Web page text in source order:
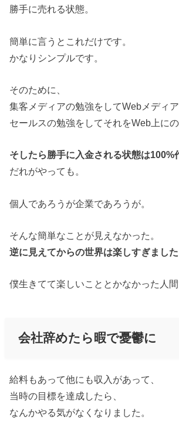
勝手に売れる状態。
簡単に言うとこれだけです。
かなりシンプルです。
そのために、
集客メディアの勉強をしてWebメディア
セールスの勉強をしてそれをWeb上にの
そしたら勝手に入金される状態は100%
だれがやっても。
個人であろうが企業であろうが。
そんな簡単なことが見えなかった。
逆に見えてからの世界は楽しすぎました
僕生きてて楽しいこととかなかった人間
会社辞めたら暇で憂鬱に
給料もあって他にも収入があって、
当時の目標を達成したら、
なんかやる気がなくなりました。